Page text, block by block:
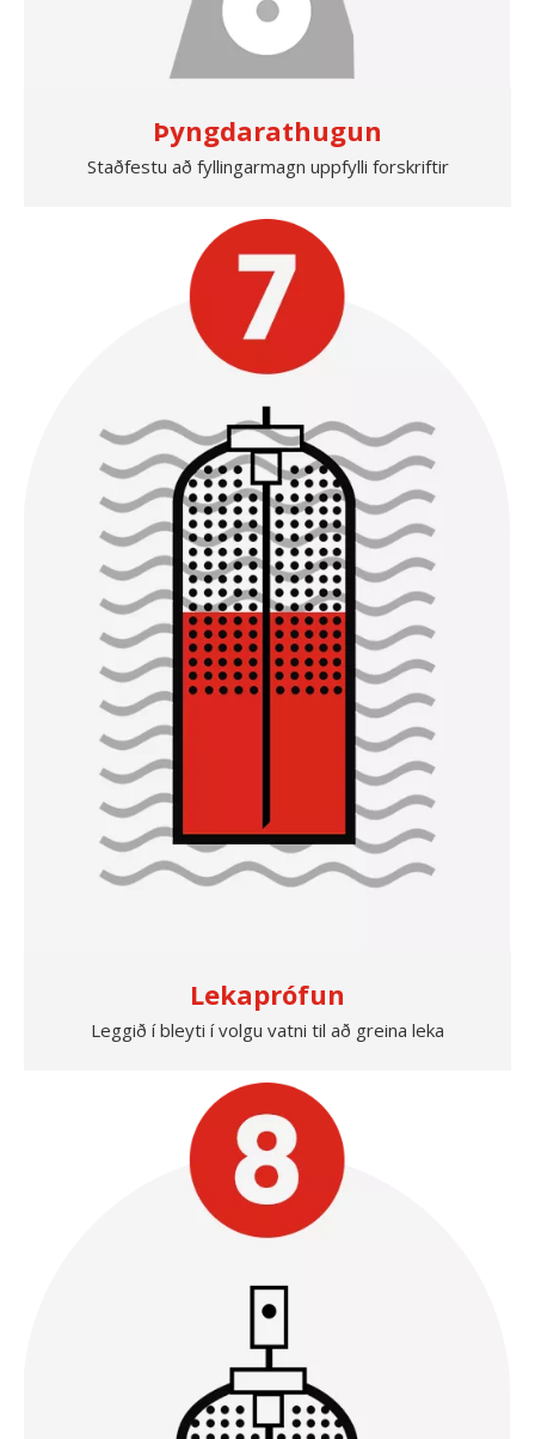
Þyngdarathugun
Staðfestu að fyllingarmagn uppfylli forskriftir
Lekaprófun
Leggið í bleyti í volgu vatni til að greina leka